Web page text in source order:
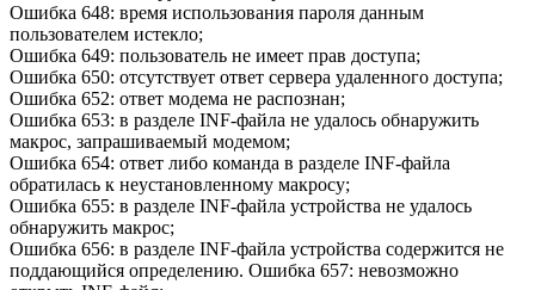
Ошибка 648: время использования пароля данным
пользователем истекло;
Ошибка 649: пользователь не имеет прав доступа;
Ошибка 650: отсутствует ответ сервера удаленного доступа;
Ошибка 652: ответ модема не распознан;
Ошибка 653: в разделе INF-файла не удалось обнаружить
макрос, запрашиваемый модемом;
Ошибка 654: ответ либо команда в разделе INF-файла
обратилась к неустановленному макросу;
Ошибка 655: в разделе INF-файла устройства не удалось
обнаружить макрос;
Ошибка 656: в разделе INF-файла устройства содержится не
поддающийся определению. Ошибка 657: невозможно